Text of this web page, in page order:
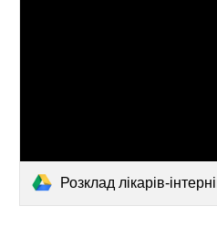
Розклад лікарів-